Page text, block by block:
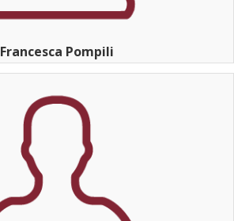
Francesca Pompili